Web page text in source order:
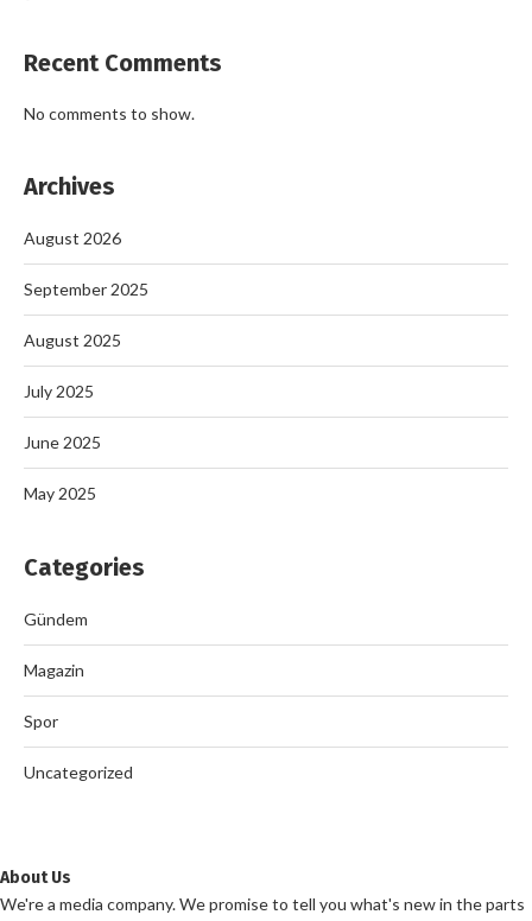
Recent Comments
No comments to show.
Archives
August 2026
September 2025
August 2025
July 2025
June 2025
May 2025
Categories
Gündem
Magazin
Spor
Uncategorized
About Us
We're a media company. We promise to tell you what's new in the parts